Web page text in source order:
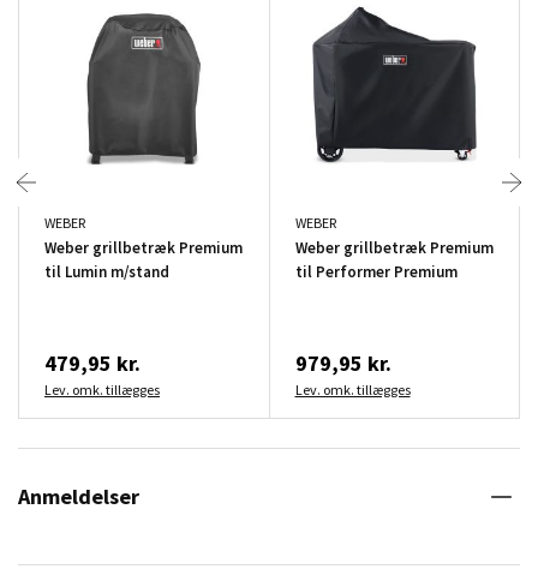
WEBER
Weber grillbetræk Premium
til Lumin m/stand
479,95 kr.
Lev. omk. tillægges
WEBER
Weber grillbetræk Premium
til Performer Premium
979,95 kr.
Lev. omk. tillægges
Anmeldelser